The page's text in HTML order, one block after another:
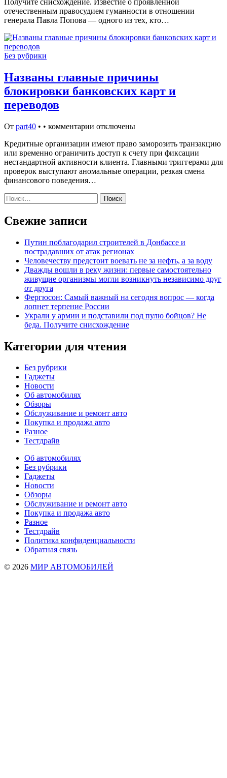
Получите снисхождение. Известие о проявленной
отечественным правосудием гуманности в отношении
генерала Павла Попова — одного из тех, кто…
Без рубрики
Названы главные причины
блокировки банковских карт и
переводов
От part40 • • комментарии отключены
Кредитные организации имеют право заморозить транзакцию
или временно ограничить доступ к счету при фиксации
нестандартной активности клиента. Главными триггерами для
проверок выступают аномальные операции, резкая смена
финансового поведения…
Найти:
Свежие записи
Путин поблагодарил строителей в Донбассе и
пострадавших от атак регионах
Человечеству предстоит воевать не за нефть, а за воду
Дважды вошли в реку жизни: первые самостоятельно
живущие организмы могли возникнуть независимо друг
от друга
Фергюсон: Самый важный на сегодня вопрос — когда
лопнет терпение России
Украли у армии и подставили под пулю бойцов? Не
беда. Получите снисхождение
Категории для чтения
Без рубрики
Гаджеты
Новости
Об автомобилях
Обзоры
Обслуживание и ремонт авто
Покупка и продажа авто
Разное
Тестдрайв
Об автомобилях
Без рубрики
Гаджеты
Новости
Обзоры
Обслуживание и ремонт авто
Покупка и продажа авто
Разное
Тестдрайв
Политика конфиденциальности
Обратная связь
© 2026 МИР АВТОМОБИЛЕЙ